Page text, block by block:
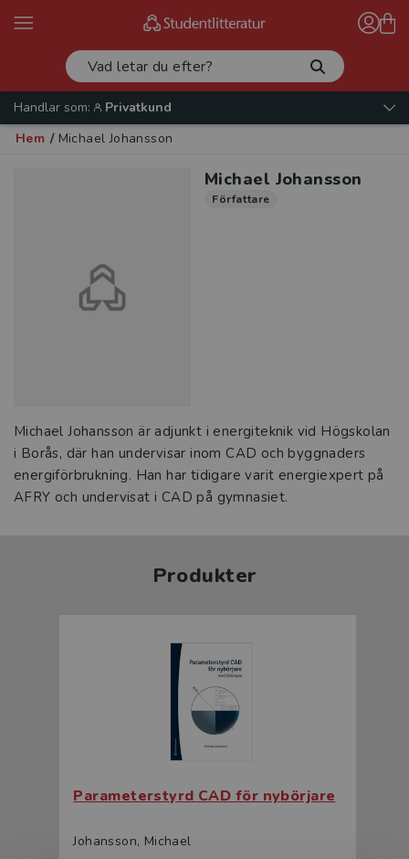
Handlar som:
Privatkund
Hem / Michael Johansson
Michael Johansson
Författare
Michael Johansson är adjunkt i energiteknik vid Högskolan
i Borås, där han undervisar inom CAD och byggnaders
energiförbrukning. Han har tidigare varit energiexpert på
AFRY och undervisat i CAD på gymnasiet.
Produkter
Parameterstyrd CAD för nybörjare
Johansson, Michael